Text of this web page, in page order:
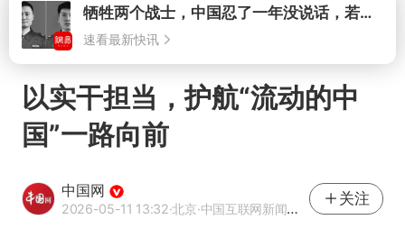
以实干担当，护航“流动的中
国”一路向前
中国网
2026-05-11 13:32·北京·中国互联网新闻中心（中国网）官方网易号
关注